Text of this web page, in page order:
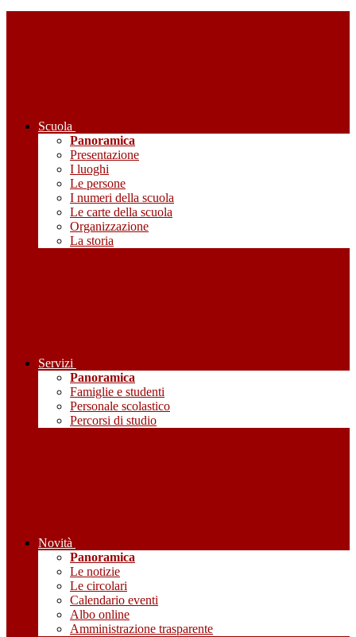
Scuola
Panoramica
Presentazione
I luoghi
Le persone
I numeri della scuola
Le carte della scuola
Organizzazione
La storia
Servizi
Panoramica
Famiglie e studenti
Personale scolastico
Percorsi di studio
Novità
Panoramica
Le notizie
Le circolari
Calendario eventi
Albo online
Amministrazione trasparente